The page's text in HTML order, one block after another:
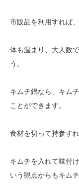
市販品を利用すれば
体も温まり、大人数
う。
キムチ鍋なら、キム
ことができます。
食材を切って持参す
キムチを入れて味付
いう観点からもキム